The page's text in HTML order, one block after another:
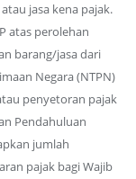
jasa kena pajak.
atas perolehan
barang/jasa dari
Negara (NTPN)
penyetoran pajak
Pendahuluan
jumlah
pajak bagi Wajib